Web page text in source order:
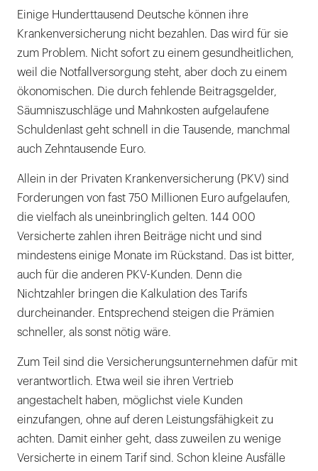
Einige Hunderttausend Deutsche können ihre
Krankenversicherung nicht bezahlen. Das wird für sie
zum Problem. Nicht sofort zu einem gesundheitlichen,
weil die Notfallversorgung steht, aber doch zu einem
ökonomischen. Die durch fehlende Beitragsgelder,
Säumniszuschläge und Mahnkosten aufgelaufene
Schuldenlast geht schnell in die Tausende, manchmal
auch Zehntausende Euro.
Allein in der Privaten Krankenversicherung (PKV) sind
Forderungen von fast 750 Millionen Euro aufgelaufen,
die vielfach als uneinbringlich gelten. 144 000
Versicherte zahlen ihren Beiträge nicht und sind
mindestens einige Monate im Rückstand. Das ist bitter,
auch für die anderen PKV-Kunden. Denn die
Nichtzahler bringen die Kalkulation des Tarifs
durcheinander. Entsprechend steigen die Prämien
schneller, als sonst nötig wäre.
Zum Teil sind die Versicherungsunternehmen dafür mit
verantwortlich. Etwa weil sie ihren Vertrieb
angestachelt haben, möglichst viele Kunden
einzufangen, ohne auf deren Leistungsfähigkeit zu
achten. Damit einher geht, dass zuweilen zu wenige
Versicherte in einem Tarif sind. Schon kleine Ausfälle